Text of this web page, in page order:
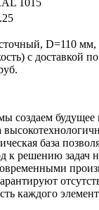
D=110
с доставкой
создаем будущее
база
к решению задач
каждого